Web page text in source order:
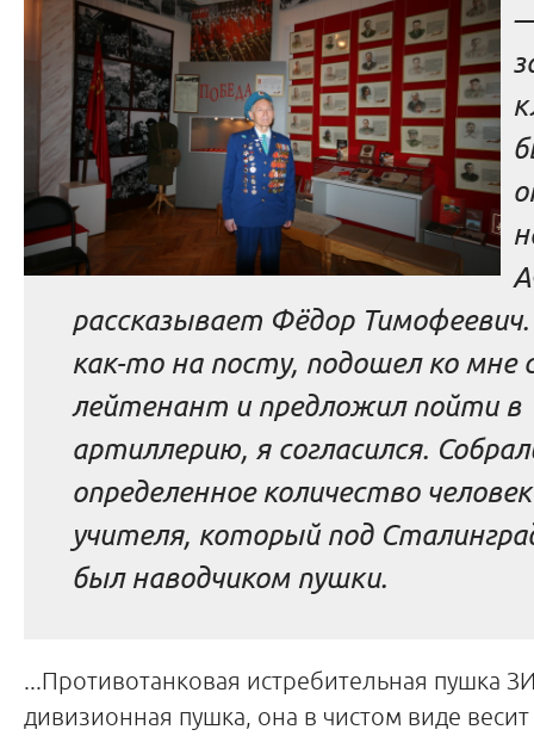
рассказывает Фёдор
как-то на посту, подошел ко мне
лейтенант и предложил пойти в
артиллерию, я согласился.
определенное количество
учителя, который под
был наводчиком пушки.
...Противотанковая истребительная пушка
дивизионная пушка, она в чистом виде